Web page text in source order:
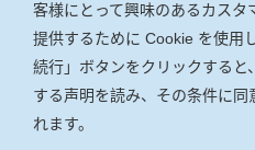
CA
製品カタログのダウンロード
客様にとって興味のあるカスタ
提供するために Cookie を使用
続行」ボタンをクリックすると
する声明を読み、その条件に同
れます。